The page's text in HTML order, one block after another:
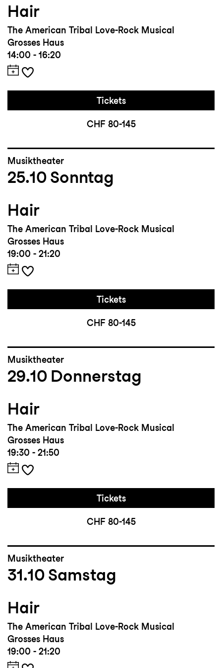
Hair
The American Tribal Love-Rock Musical
Grosses Haus
14:00 - 16:20
Tickets
CHF 80-145
Musiktheater
25.10 Sonntag
Hair
The American Tribal Love-Rock Musical
Grosses Haus
19:00 - 21:20
Tickets
CHF 80-145
Musiktheater
29.10 Donnerstag
Hair
The American Tribal Love-Rock Musical
Grosses Haus
19:30 - 21:50
Tickets
CHF 80-145
Musiktheater
31.10 Samstag
Hair
The American Tribal Love-Rock Musical
Grosses Haus
19:00 - 21:20